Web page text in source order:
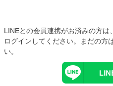
LINEとの会員連携がお済みの方は
ログインしてください。まだの方は
い。